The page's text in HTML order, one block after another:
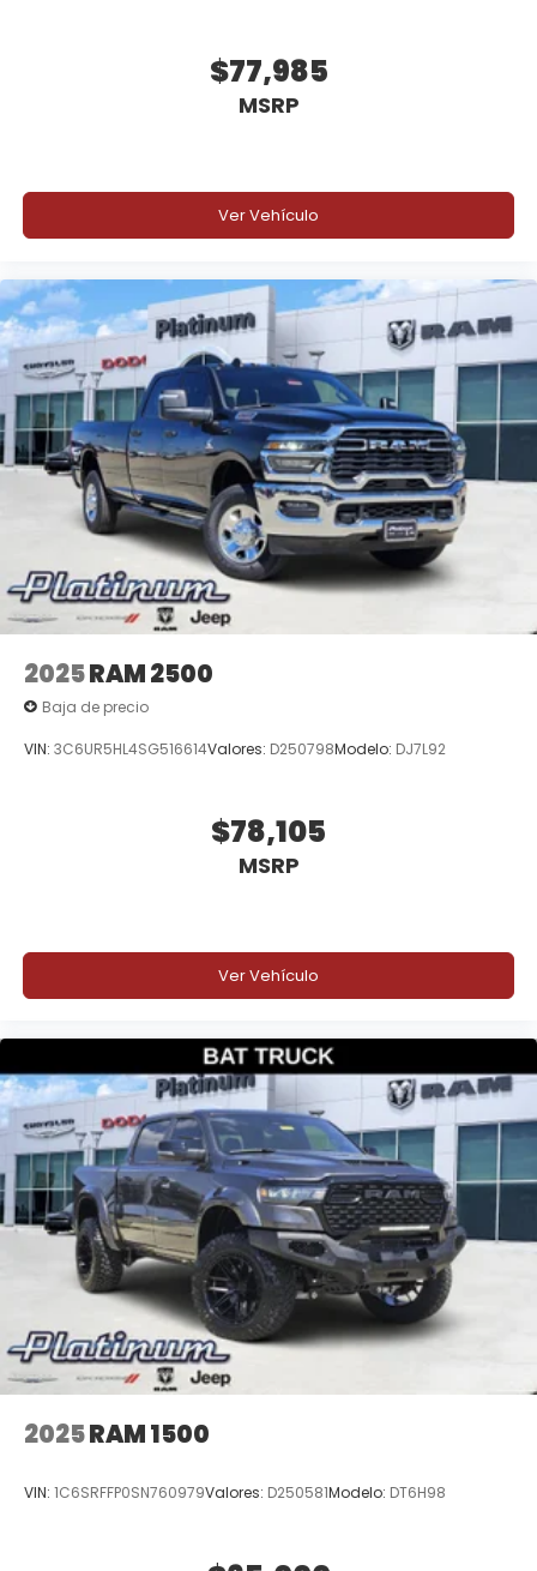
$77,985
MSRP
Ver Vehículo
2025RAM 2500
Baja de precio
VIN: 3C6UR5HL4SG516614Valores: D250798Modelo: DJ7L92
$78,105
MSRP
Ver Vehículo
2025RAM 1500
VIN: 1C6SRFFP0SN760979Valores: D250581Modelo: DT6H98